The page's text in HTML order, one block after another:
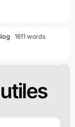
1611 words